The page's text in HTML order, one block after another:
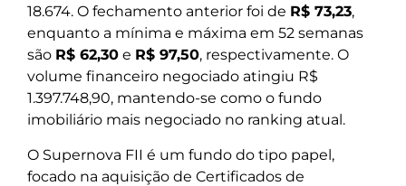
18.674. O fechamento anterior foi de R$ 73,23,
enquanto a mínima e máxima em 52 semanas
são R$ 62,30 e R$ 97,50, respectivamente. O
volume financeiro negociado atingiu R$
1.397.748,90, mantendo-se como o fundo
imobiliário mais negociado no ranking atual.
O Supernova FII é um fundo do tipo papel,
focado na aquisição de Certificados de